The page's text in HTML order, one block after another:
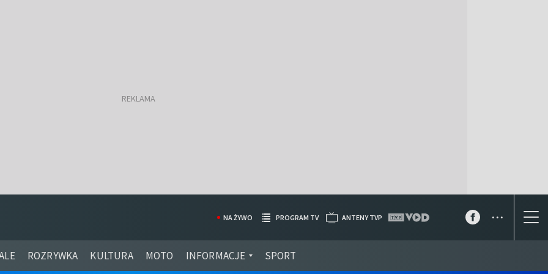
ROZRYWKA KULTURA MOTO INFORMACJE SPORT
NA ŻYWO PROGRAM TV ANTENY TVP ...